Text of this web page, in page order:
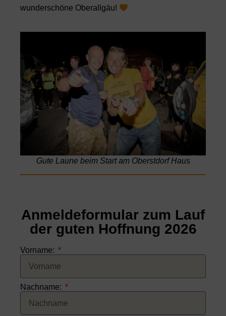
wunderschöne Oberallgäu!
Gute Laune beim Start am Oberstdorf Haus
Anmeldeformular zum Lauf
der guten Hoffnung 2026
Vorname:
Nachname: